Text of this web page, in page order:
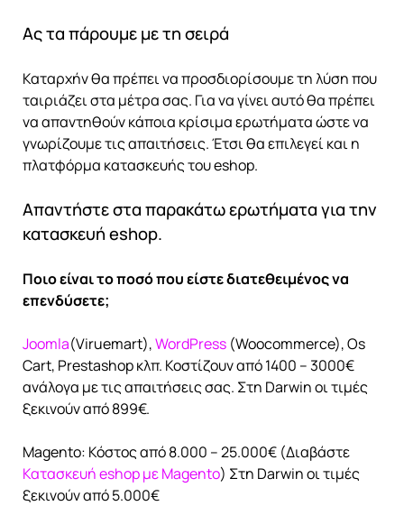
Ας τα πάρουμε με τη σειρά
Καταρχήν θα πρέπει να προσδιορίσουμε τη λύση που
ταιριάζει στα μέτρα σας. Για να γίνει αυτό θα πρέπει
να απαντηθούν κάποια κρίσιμα ερωτήματα ώστε να
γνωρίζουμε τις απαιτήσεις. Έτσι θα επιλεγεί και η
πλατφόρμα κατασκευής του eshop.
Απαντήστε στα παρακάτω ερωτήματα για την
κατασκευή eshop.
Ποιο είναι το ποσό που είστε διατεθειμένος να
επενδύσετε;
Joomla(Viruemart),WordPress (Woocommerce), Os
Cart, Prestashop κλπ. Κοστίζουν από 1400 – 3000€
ανάλογα με τις απαιτήσεις σας. Στη Darwin οι τιμές
ξεκινούν από 899€.
Magento: Κόστος από 8.000 – 25.000€ (Διαβάστε
Κατασκευή eshop με Magento) Στη Darwin οι τιμές
ξεκινούν από 5.000€